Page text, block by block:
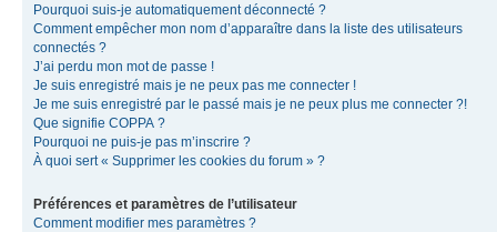
Pourquoi suis-je automatiquement déconnecté ?
Comment empêcher mon nom d’apparaître dans la liste des utilisateurs
connectés ?
J’ai perdu mon mot de passe !
Je suis enregistré mais je ne peux pas me connecter !
Je me suis enregistré par le passé mais je ne peux plus me connecter ?!
Que signifie COPPA ?
Pourquoi ne puis-je pas m’inscrire ?
À quoi sert « Supprimer les cookies du forum » ?
Préférences et paramètres de l’utilisateur
Comment modifier mes paramètres ?